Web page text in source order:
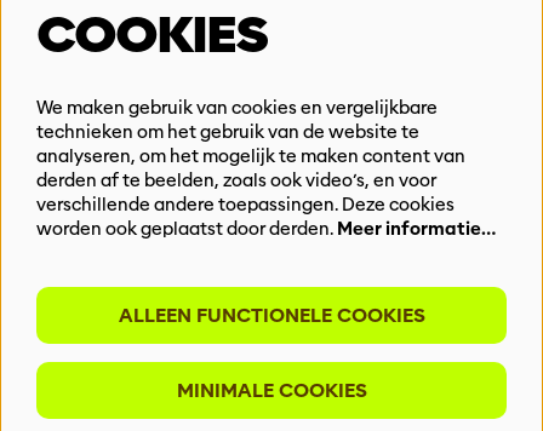
Vacatures
Events & Partnerships
Privacy
BLIJF OP DE HOOGTE
Meld je aan voor onze nieuwsbrief
INSCHRIJVEN
COOKIES
We maken gebruik van cookies en vergelijkbare
technieken om het gebruik van de website te
analyseren, om het mogelijk te maken content van
derden af te beelden, zoals ook video’s, en voor
verschillende andere toepassingen. Deze cookies
worden ook geplaatst door derden. Meer informatie…
ALLEEN FUNCTIONELE COOKIES
MINIMALE COOKIES